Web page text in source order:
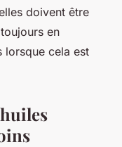
doivent être
en
lorsque cela est